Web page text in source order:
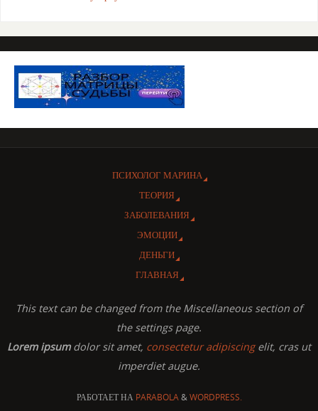
ПСИХОЛОГ МАРИНА
ТЕОРИЯ
ЗАБОЛЕВАНИЯ
ЭМОЦИИ
ДЕНЬГИ
ГЛАВНАЯ
This text can be changed from the Miscellaneous section of
the settings page.
Lorem ipsumdolor sit amet, consectetur adipiscingelit, cras ut
imperdiet augue.
РАБОТАЕТ НА PARABOLA&WORDPRESS.